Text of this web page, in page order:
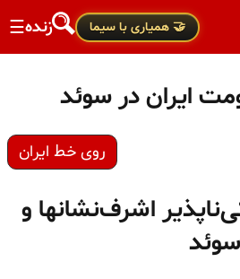
🤝 همیاری با سیما زنده☰
ایران در سوئد
روی خط ایران
اشرف‌نشانها و
سوئد